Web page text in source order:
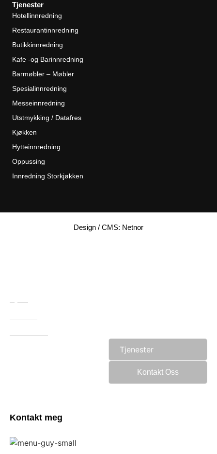
Tjenester
Hotellinnredning
Restaurantinnredning
Butikkinnredning
Kafe -og Barinnredning
Barmøbler – Møbler
Spesialinnredning
Messeinnredning
Utstmykking / Datafres
Kjøkken
Hytteinnredning
Oppussing
Innredning Storkjøkken
Design / CMS: Netnor
Tjenester
Kontakt Oss
Kontakt meg